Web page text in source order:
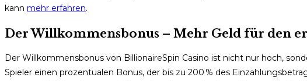
kann mehr erfahren.
Der Willkommensbonus – Mehr Geld für den
Der Willkommensbonus von BillionaireSpin Casino ist nicht nur hoch,
Spieler einen prozentualen Bonus, der bis zu 200 % des